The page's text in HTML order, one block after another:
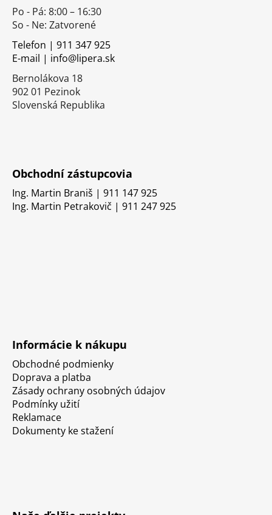
Po - Pá: 8:00 – 16:30
So - Ne: Zatvorené
Telefon | 911 347 925
E-mail | info@lipera.sk
Bernolákova 18
902 01 Pezinok
Slovenská Republika
Obchodní zástupcovia
Ing. Martin Braniš | 911 147 925
Ing. Martin Petrakovič | 911 247 925
Informácie k nákupu
Obchodné podmienky
Doprava a platba
Zásady ochrany osobných údajov
Podmínky užití
Reklamace
Dokumenty ke stažení